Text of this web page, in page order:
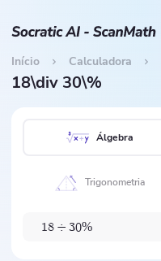
Início Calculadora
18\div 30\%
Álgebra
Trigonometria
18 ÷ 30%